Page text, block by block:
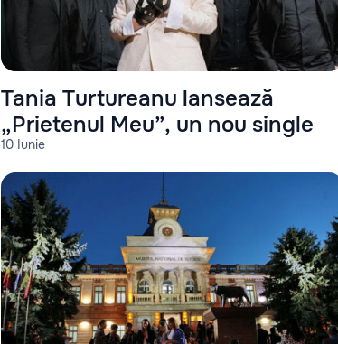
10 Iunie
Tania Turtureanu lansează
„Prietenul Meu”, un nou single